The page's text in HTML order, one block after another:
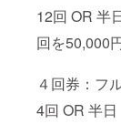
12回 OR 半
回を50,000
４回券：フ
4回 OR 半